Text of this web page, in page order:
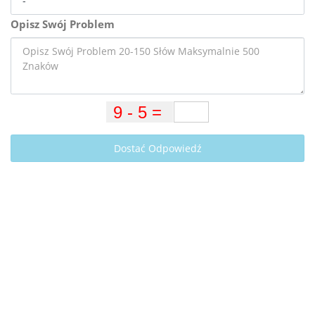
Opisz Swój Problem
Dostać Odpowiedź